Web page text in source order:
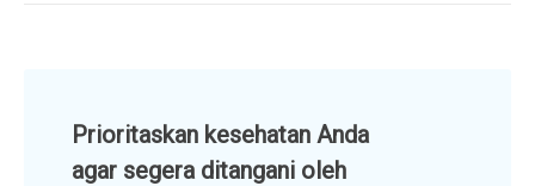
Prioritaskan kesehatan Anda
agar segera ditangani oleh